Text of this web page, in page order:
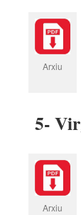
Arxiu
5-
Arxiu